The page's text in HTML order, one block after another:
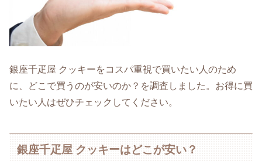
銀座千疋屋 クッキーをコスパ重視で買いたい人のため
に、どこで買うのが安いのか？を調査しました。お得に買
いたい人はぜひチェックしてください。
銀座千疋屋 クッキーはどこが安い？